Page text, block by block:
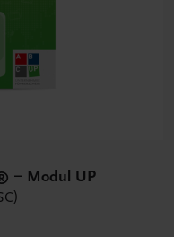
– Modul UP